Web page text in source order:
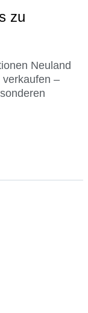
zu
Neuland
–